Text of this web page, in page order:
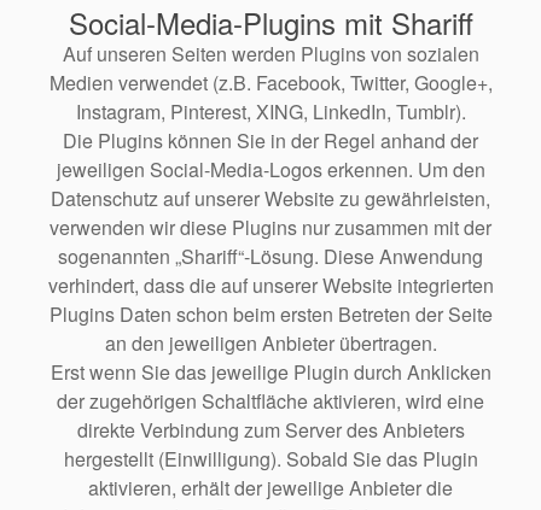
Social-Media-Plugins mit Shariff
Auf unseren Seiten werden Plugins von sozialen
Medien verwendet (z.B. Facebook, Twitter, Google+,
Instagram, Pinterest, XING, LinkedIn, Tumblr).
Die Plugins können Sie in der Regel anhand der
jeweiligen Social-Media-Logos erkennen. Um den
Datenschutz auf unserer Website zu gewährleisten,
verwenden wir diese Plugins nur zusammen mit der
sogenannten „Shariff“-Lösung. Diese Anwendung
verhindert, dass die auf unserer Website integrierten
Plugins Daten schon beim ersten Betreten der Seite
an den jeweiligen Anbieter übertragen.
Erst wenn Sie das jeweilige Plugin durch Anklicken
der zugehörigen Schaltfläche aktivieren, wird eine
direkte Verbindung zum Server des Anbieters
hergestellt (Einwilligung). Sobald Sie das Plugin
aktivieren, erhält der jeweilige Anbieter die